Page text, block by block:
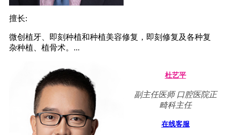
擅长:
微创植牙、即刻种植和种植美容修复，即刻修复及各种复
杂种植、植骨术。...
杜艺平
副主任医师 口腔医院正
畸科主任
在线客服